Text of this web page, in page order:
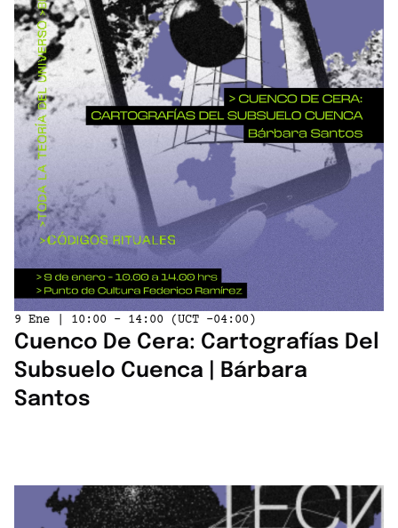
9 Ene | 10:00 - 14:00 (UCT -04:00)
Cuenco De Cera: Cartografías Del
Subsuelo Cuenca | Bárbara
Santos